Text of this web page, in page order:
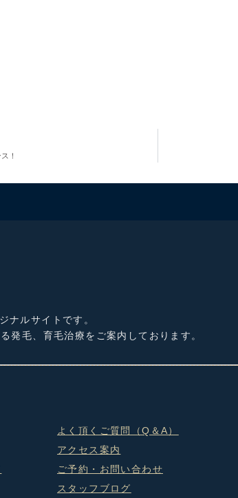
！
ナルサイトです。
発毛、育毛治療をご案内しております。
よく頂くご質問（Q＆A）
アクセス案内
ご予約・お問い合わせ
スタッフブログ